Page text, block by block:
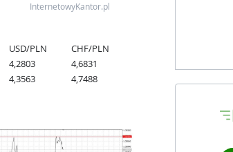
InternetowyKantor.pl
USD/PLN
CHF/PLN
4,2803
4,6831
4,3563 4,7488